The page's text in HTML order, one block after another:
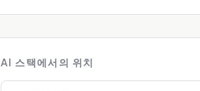
AI 스택에서의 위치